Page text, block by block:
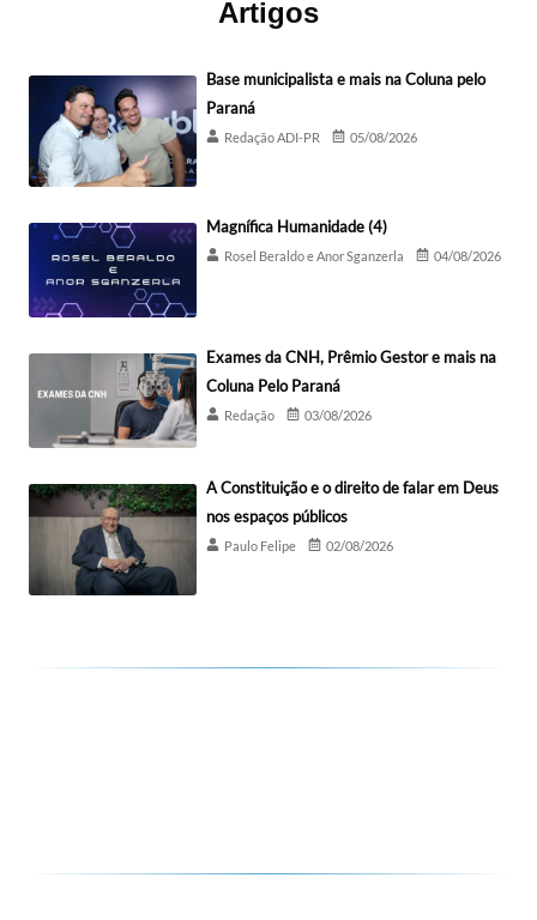
Artigos
Base municipalista e mais na Coluna pelo
Paraná
Redação ADI-PR 05/08/2026
Magnífica Humanidade (4)
Rosel Beraldo e Anor Sganzerla 04/08/2026
Exames da CNH, Prêmio Gestor e mais na
Coluna Pelo Paraná
Redação 03/08/2026
A Constituição e o direito de falar em Deus
nos espaços públicos
Paulo Felipe 02/08/2026